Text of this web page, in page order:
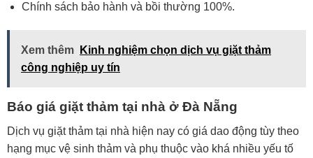
Chính sách bảo hành và bồi thường 100%.
Xem thêm
Kinh nghiệm chọn dịch vụ giặt thảm
công nghiệp uy tín
Báo giá giặt thảm tại nhà ở Đà Nẵng
Dịch vụ giặt thảm tại nhà hiện nay có giá dao động tùy theo
hạng mục vệ sinh thảm và phụ thuộc vào khá nhiều yếu tố